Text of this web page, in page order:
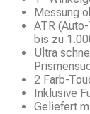
Messung
ATR
bis zu
Ultra
2 Farb-
Inklusive
Geliefert